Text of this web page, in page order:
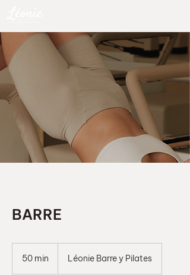
BARRE
50 min Léonie Barre y Pilates